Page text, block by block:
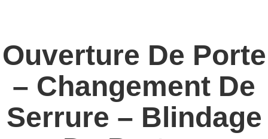
Ouverture De Porte
– Changement De
Serrure – Blindage